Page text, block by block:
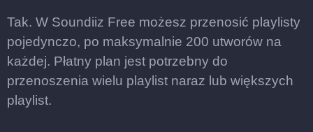
Tak. W Soundiiz Free możesz przenosić playlisty
pojedynczo, po maksymalnie 200 utworów na
każdej. Płatny plan jest potrzebny do
przenoszenia wielu playlist naraz lub większych
playlist.